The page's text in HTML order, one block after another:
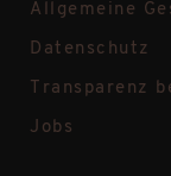
Allgemeine
Datenschutz
Transparenz
Jobs